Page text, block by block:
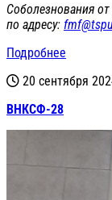
Соболезнования
по адресу:
Подробнее
20 сентября
ВНКСФ-28